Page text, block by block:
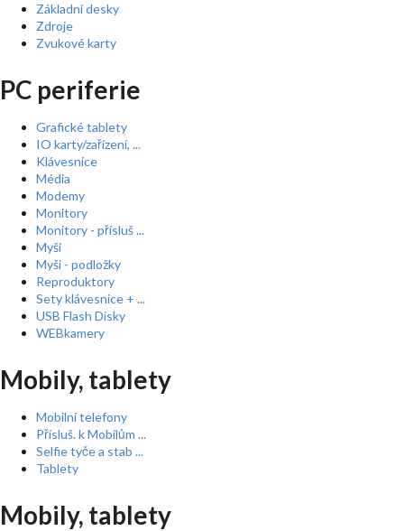
Základní desky
Zdroje
Zvukové karty
PC periferie
Grafické tablety
IO karty/zařízení, ...
Klávesnice
Média
Modemy
Monitory
Monitory - přísluš ...
Myši
Myši - podložky
Reproduktory
Sety klávesnice + ...
USB Flash Disky
WEBkamery
Mobily, tablety
Mobilní telefony
Přísluš. k Mobilům ...
Selfie tyče a stab ...
Tablety
Mobily, tablety